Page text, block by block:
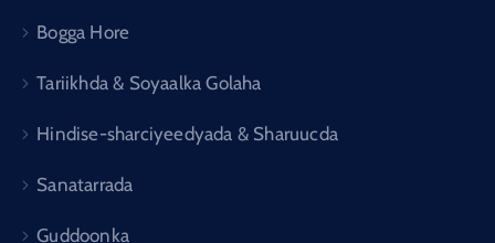
Bogga Hore
Tariikhda & Soyaalka Golaha
Hindise-sharciyeedyada & Sharuucda
Sanatarrada
Guddoonka